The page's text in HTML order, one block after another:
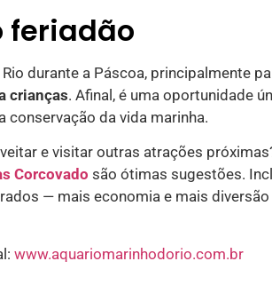
feriadão
durante a Páscoa, principalmente
crianças. Afinal, é uma oportunidade
conservação da vida marinha.
e visitar outras atrações
Corcovado são ótimas sugestões.
— mais economia e mais diversão
www.aquariomarinhodorio.com.br